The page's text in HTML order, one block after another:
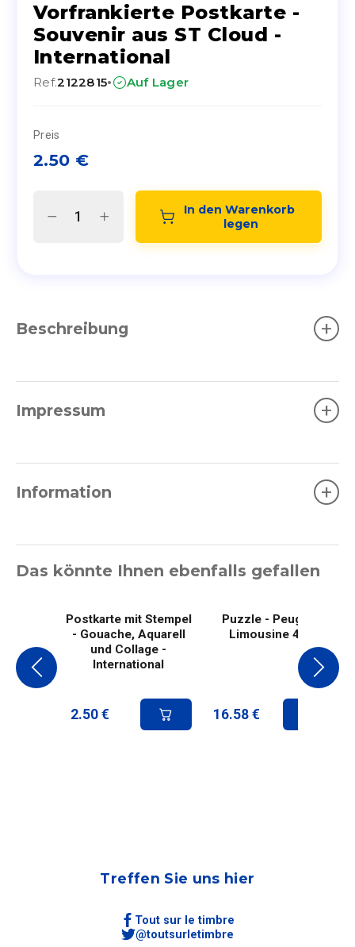
Vorfrankierte Postkarte -
Souvenir aus ST Cloud -
International
Ref.2122815· Auf Lager
Preis
2.50 €
In den Warenkorb
legen
Beschreibung +
Impressum +
Information +
Das könnte Ihnen ebenfalls gefallen
Postkarte mit Stempel
- Gouache, Aquarell
und Collage -
International
2.50 €
Puzzle - Peugeot
Limousine 404
16.58 €
Treffen Sie uns hier
Tout sur le timbre
@toutsurletimbre